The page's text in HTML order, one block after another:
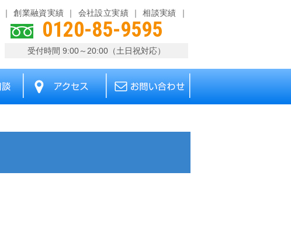
創業融資実績 会社設立実績 相談実績
0120-85-9595
受付時間 9:00～20:00（土日祝対応）